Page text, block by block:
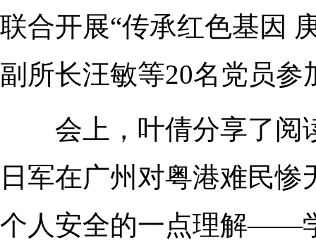
联合开展“传承红色基因
副所长汪敏等20名党员
会上，叶倩分享了阅
日军在广州对粤港难民惨
个人安全的一点理解——